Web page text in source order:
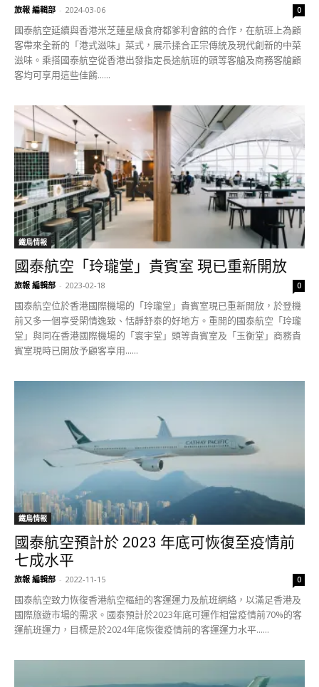
旅報 編輯部 - 2024-03-06 0
國泰航空延續與香港米芝蓮星級食府都爹利會館的合作，在航班上為顧
客帶來全新的「港式滋味」菜式，展示揉合正宗傳統及現代創新的中菜
滋味。乘搭國泰航空從香港出發指定長途航班的頭等客艙及商務客艙顧
客均可享用這些佳餚......
鐵鳥情報
國泰航空「玲瓏堂」貴賓室 現已重新開放
旅報 編輯部 - 2023-02-18 0
國泰航空位於香港國際機場的「玲瓏堂」貴賓室現已重新開放，於登機
前又多一個享受閑情逸致、恬靜舒泰的好地方。重開的國泰航空「玲瓏
堂」與同在香港國際機場的「寰宇堂」頭等貴賓室及「玉衡堂」商務貴
賓室現時已開放予顧客享用......
鐵鳥情報
國泰航空預計於 2023 年底可恢復至疫情前
七成水平
旅報 編輯部 - 2022-11-15 0
國泰航空致力恢復香港航空樞紐的客運運力及航班網絡，以滿足香港及
國際旅遊市場的需求。國泰預計於2023年底可運作相當疫情前70%的客
運航班運力，目標是於2024年底恢復疫情前的客運運力水平......